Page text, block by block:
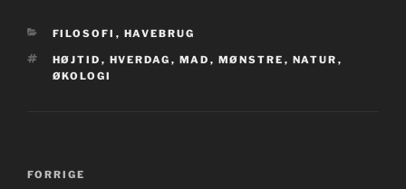
KATEGORIER
FILOSOFI , HAVEBRUG
TAGS
HØJTID , HVERDAG , MAD , MØNSTRE , NATUR ,
ØKOLOGI
Indlægsnavigation
Forrige
FORRIGE